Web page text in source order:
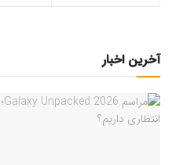
آخرین اخبار